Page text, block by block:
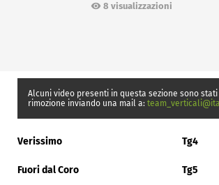
8 visualizzazioni
Alcuni video presenti in questa sezione sono
rimozione inviando una mail a:
Verissimo Tg4
Fuori dal Coro Tg5